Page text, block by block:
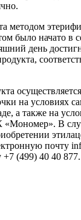
методом
было начато в
день
на условиях
а также на
В
почту
+7 (499) 40 40 877.